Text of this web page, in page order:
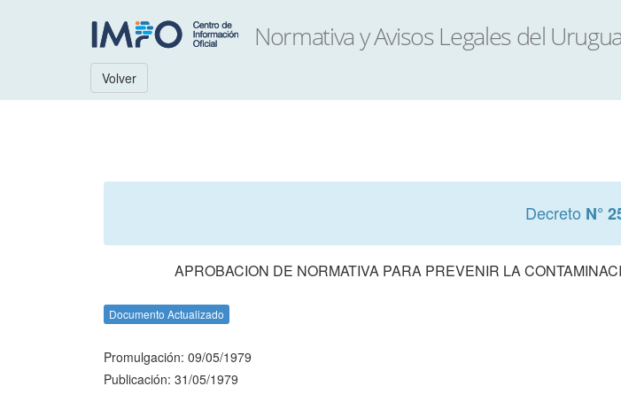
Volver
Decreto N°
APROBACION DE NORMATIVA PARA PREVENIR LA
Documento Actualizado
Promulgación: 09/05/1979
Publicación: 31/05/1979